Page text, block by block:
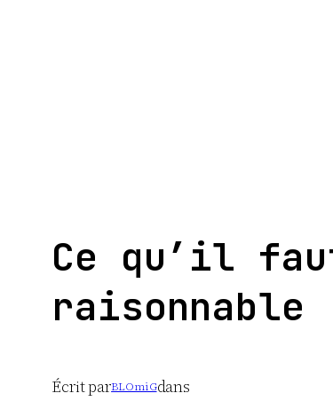
Ce qu’il
raisonnable
Écrit parBLOmiGdans